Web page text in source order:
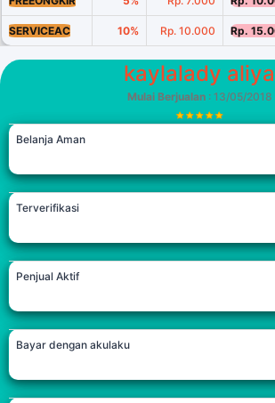
SERVICEAC 10% Rp. 10.000 Rp.
kaylalady aliya
Mulai Berjualan: 13/05/2018
Belanja Aman
Terverifikasi
Penjual Aktif
Bayar dengan akulaku